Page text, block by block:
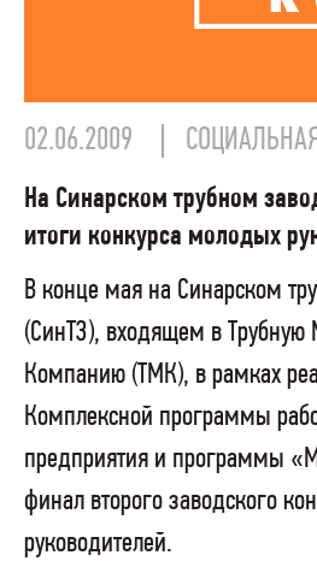
02.06.2009
На Синарском трубном
итоги конкурса молодых
В конце мая на Синарском
(СинТЗ), входящем в Трубную
Компанию (ТМК), в рамках
Комплексной программы
предприятия и программы
финал второго заводского
руководителей.